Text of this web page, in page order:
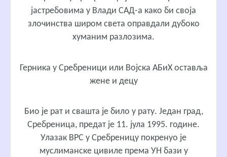
јастребовима у Влади САД-а како би своја
злочинства широм света оправдали дубоко
хуманим разлозима.
Герника у Сребреници или Војска АБиХ оставља
жене и децу
Био је рат и свашта је било у рату. Један град,
Сребреница, предат је 11. јула 1995. године.
Улазак ВРС у Сребреницу покренуо је
муслиманске цивиле према УН бази у